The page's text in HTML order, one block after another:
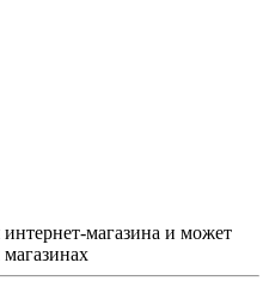
магазина и может